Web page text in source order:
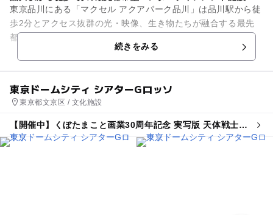
東京品川にある「マクセル アクアパーク品川」は品川駅から徒
歩2分とアクセス抜群の光・映像、生き物たちが融合する最先
都市型エンターテインメント施設です。施設内1階フロアは水
槽やアトラクションにさま...続きをみる
東京ドームシティ シアターGロッソ
東京都文京区 / 文化施設
【開催中】くぼたまこと画業30周年記念 実写版 天体戦士サ
ンレッドショー